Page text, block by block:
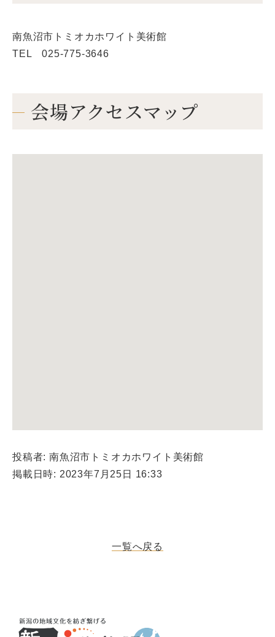
南魚沼市トミオカホワイト美術館
TEL 025-775-3646
会場アクセスマップ
投稿者: 南魚沼市トミオカホワイト美術館
掲載日時: 2023年7月25日 16:33
一覧へ戻る